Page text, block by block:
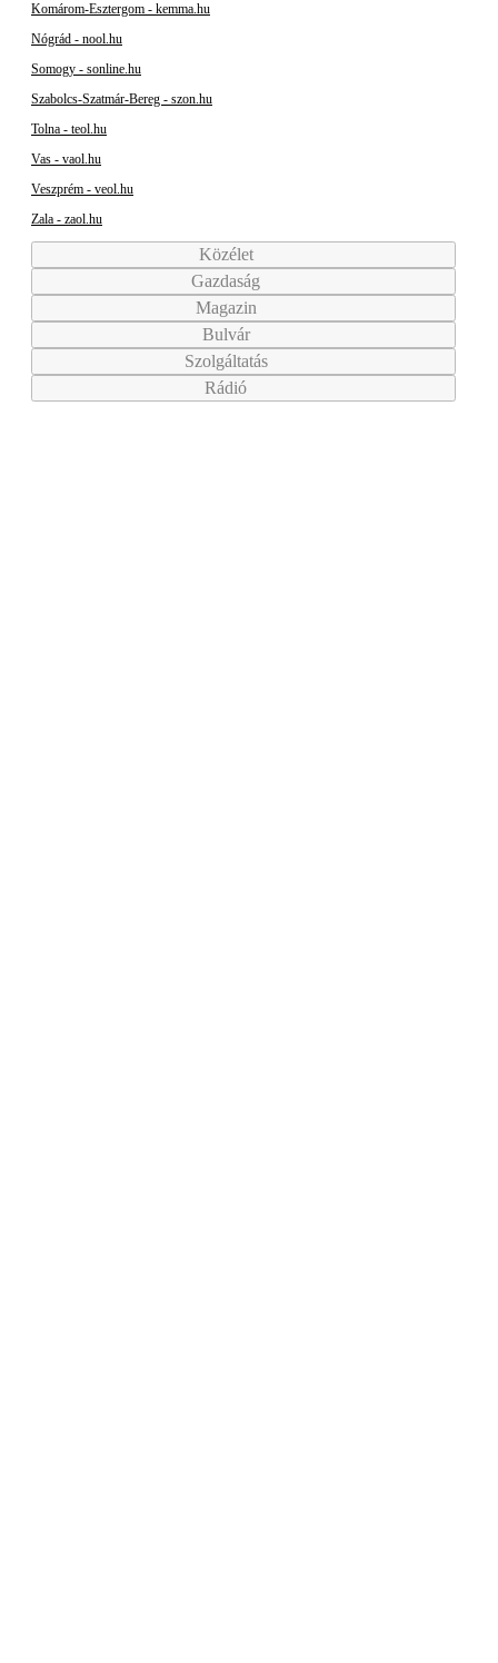
Komárom-Esztergom - kemma.hu
Nógrád - nool.hu
Somogy - sonline.hu
Szabolcs-Szatmár-Bereg - szon.hu
Tolna - teol.hu
Vas - vaol.hu
Veszprém - veol.hu
Zala - zaol.hu
Közélet
Gazdaság
Magazin
Bulvár
Szolgáltatás
Rádió